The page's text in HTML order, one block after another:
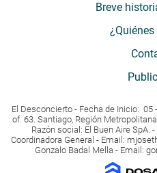
Breve
El Desconcierto - Fecha de Inicio: 05
of. 63. Santiago, Región
Razón social: El Buen Aire SpA.
Coordinadora General - Email:
Gonzalo Badal Mella - Email: